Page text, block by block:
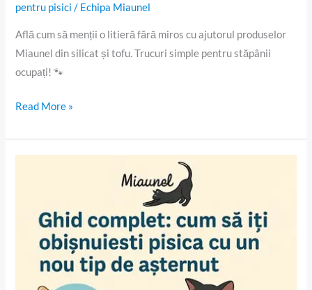
pentru pisici / Echipa Miaunel
Află cum să menții o litieră fără miros cu ajutorul produselor
Miaunel din silicat și tofu. Trucuri simple pentru stăpânii
ocupați! 🐾
Read More »
obișnuiești
pisica